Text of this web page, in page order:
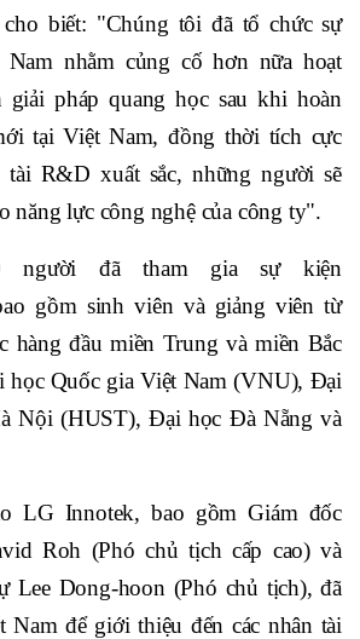
biết: "Chúng tôi đã tổ chức sự
nhằm củng cố hơn nữa hoạt
pháp quang học sau khi hoàn
tại Việt Nam, đồng thời tích cực
tài R&D xuất sắc, những người sẽ
năng lực công nghệ của công ty".
người đã tham gia sự kiện
gồm sinh viên và giảng viên từ
hàng đầu miền Trung và miền Bắc
học Quốc gia Việt Nam (VNU), Đại
Nội (HUST), Đại học Đà Nẵng và
LG Innotek, bao gồm Giám đốc
Roh (Phó chủ tịch cấp cao) và
Lee Dong-hoon (Phó chủ tịch), đã
Nam để giới thiệu đến các nhân tài